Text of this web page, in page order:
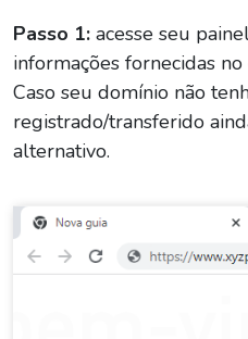
Passo 1: acesse seu
informações fornecidas
Caso seu domínio não
registrado/transferido
alternativo.